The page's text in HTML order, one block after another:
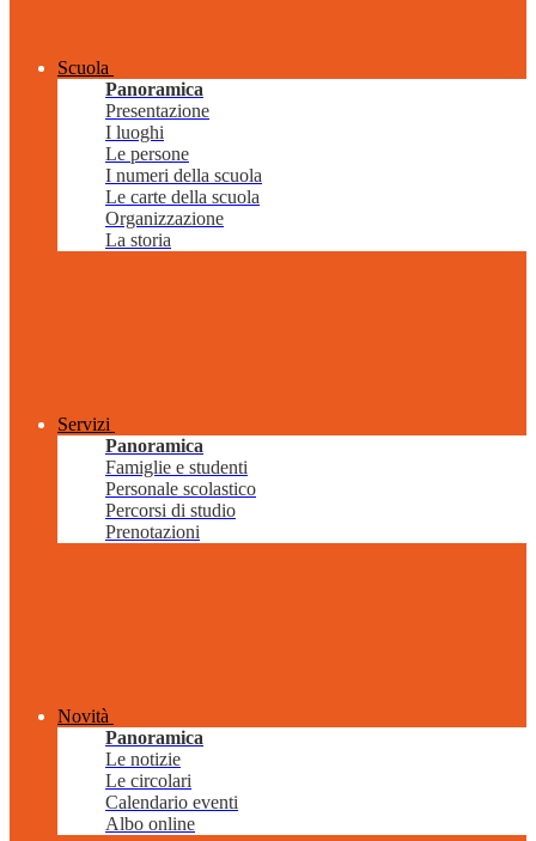
Scuola
Panoramica
Presentazione
I luoghi
Le persone
I numeri della scuola
Le carte della scuola
Organizzazione
La storia
Servizi
Panoramica
Famiglie e studenti
Personale scolastico
Percorsi di studio
Prenotazioni
Novità
Panoramica
Le notizie
Le circolari
Calendario eventi
Albo online